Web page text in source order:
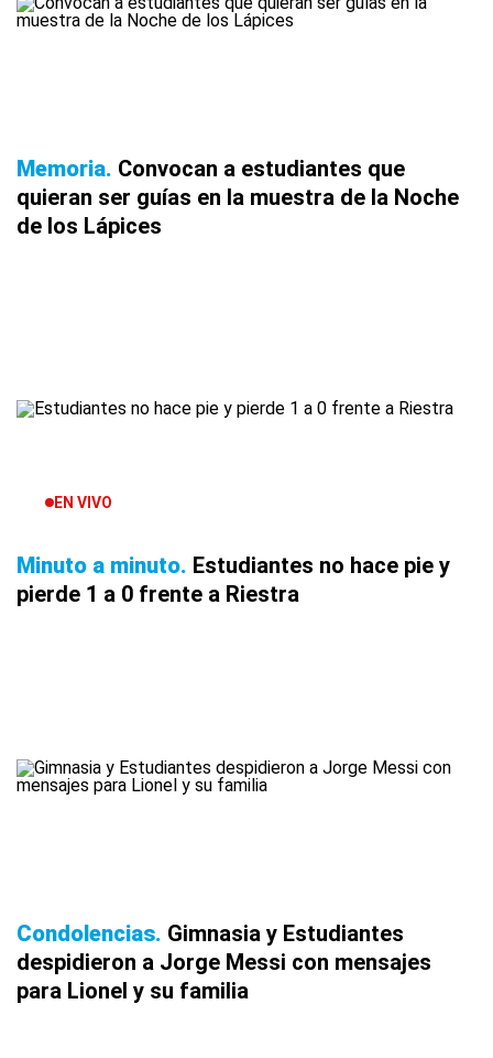
Memoria Convocan a estudiantes que
quieran ser guías en la muestra de la Noche
de los Lápices
EN VIVO
Minuto a minuto Estudiantes no hace pie y
pierde 1 a 0 frente a Riestra
Condolencias Gimnasia y Estudiantes
despidieron a Jorge Messi con mensajes
para Lionel y su familia